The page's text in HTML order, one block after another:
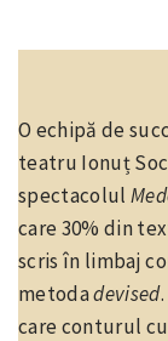
O echipă de
teatru Ionuț
spectacolul
care 30% din
scris în limbaj
metodadevised
care conturul